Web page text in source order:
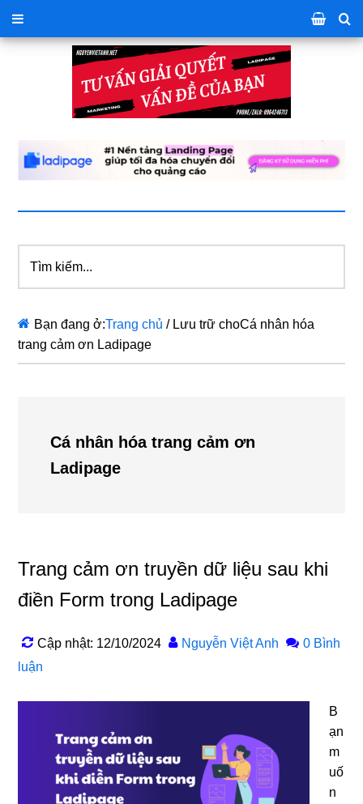
kiếm...
Bạn đang ở:Trang chủ /Lưu trữ choCá nhân hóa
trang cảm ơn Ladipage
Cá nhân hóa trang cảm ơn
Ladipage
Trang cảm ơn truyền dữ liệu sau khi
điền Form trong Ladipage
Cập nhật: 12/10/2024 Nguyễn Việt Anh
0 Bình
luận
B
ạn
m
uố
n